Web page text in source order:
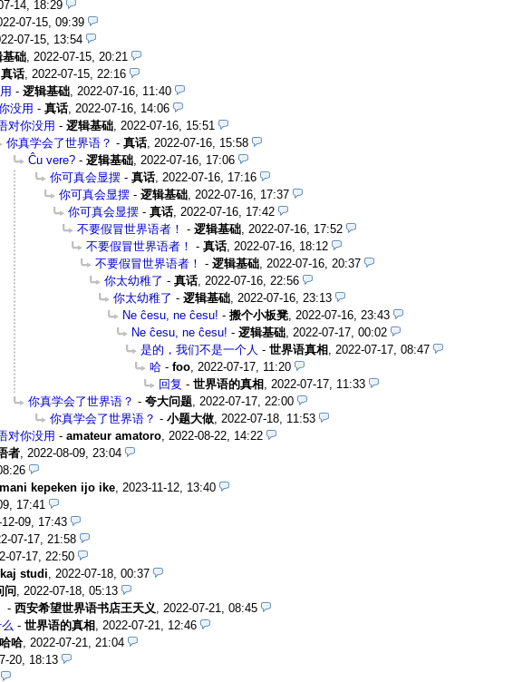
14, 18:29
07-15, 09:39
07-15, 13:54
基础 2022-07-15, 20:21
真话 2022-07-15, 22:16
- 逻辑基础 2022-07-16, 11:40
没用 - 真话 2022-07-16, 14:06
对你没用 - 逻辑基础 2022-07-16, 15:51
你真学会了世界语？ - 真话 2022-07-16, 15:58
Ĉu vere? - 逻辑基础 2022-07-16, 17:06
你可真会显摆 - 真话 2022-07-16, 17:16
你可真会显摆 - 逻辑基础 2022-07-16, 17:37
你可真会显摆 - 真话 2022-07-16, 17:42
不要假冒世界语者！ - 逻辑基础 2022-07-16, 17:52
不要假冒世界语者！ - 真话 2022-07-16, 18:12
不要假冒世界语者！ - 逻辑基础 2022-07-16, 20:37
你太幼稚了 - 真话 2022-07-16, 22:56
你太幼稚了 - 逻辑基础 2022-07-16, 23:13
Ne ĉesu, ne ĉesu! - 搬个小板凳 2022-07-16, 23:43
Ne ĉesu, ne ĉesu! - 逻辑基础 2022-07-17, 00:02
是的，我们不是一个人 - 世界语真相 2022-07-17, 08:47
哈 - foo 2022-07-17, 11:20
回复 - 世界语的真相 2022-07-17, 11:33
你真学会了世界语？ - 夸大问题 2022-07-17, 22:00
你真学会了世界语？ - 小题大做 2022-07-18, 11:53
对你没用 - amateur amatoro 2022-08-22, 14:22
者 2022-08-09, 23:04
kepeken ijo ike
2023-11-12, 13:40
17:41
12-09, 17:43
07-17, 21:58
07-17, 22:50
studi
2022-07-18, 00:37
问 2022-07-18, 05:13
- 西安希望世界语书店王天义
2022-07-21, 08:45
- 世界语的真相 2022-07-21, 12:46
哈哈 2022-07-21, 21:04
20, 18:13